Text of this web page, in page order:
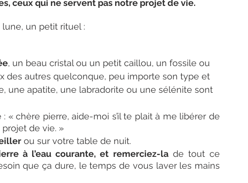
ceux qui ne servent pas notre projet de vie.
un petit rituel :
, un beau cristal ou un petit caillou, un fossile ou
des autres quelconque, peu importe son type et
une apatite, une labradorite ou une sélénite sont
: « chère pierre, aide-moi s’il te plait à me libérer de
de vie. »
ou sur votre table de nuit.
à l’eau courante, et remerciez-la de tout ce
que ça dure, le temps de vous laver les mains